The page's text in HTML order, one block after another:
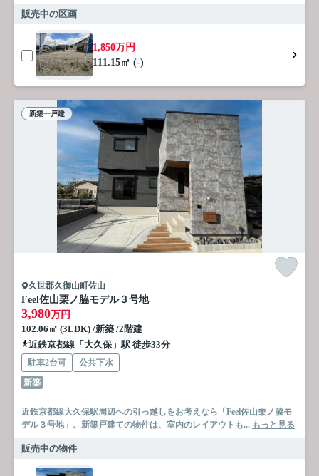
販売中の区画
1,850万円
111.15㎡ (-)
新築一戸建
久世郡久御山町佐山
Feel佐山栗ノ脇モデル３号地
3,980万円
102.06㎡ (3LDK) /新築 /2階建
近鉄京都線「大久保」駅 徒歩33分
駐車2台可
公共下水
新築
近鉄京都線大久保駅周辺への引っ越しをお考えなら「Feel佐山栗ノ脇モ
デル３号地」。新築戸建ての物件は、室内のレイアウトも... もっと見る
販売中の物件